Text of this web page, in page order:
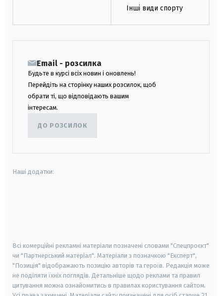
Інші види спорту
Email - розсилка
Будьте в курсі всіх новин і оновлень!
Перейдіть на сторінку наших розсилок, щоб
обрати ті, що відповідають вашим
інтересам.
ДО РОЗСИЛОК
Наші додатки:
Всі комерційні рекламні матеріали позначені словами "Спецпроєкт"
чи "Партнерський матеріал". Матеріали з позначкою "Експерт",
"Позиція" відображають позицію авторів та героїв. Редакція може
не поділяти їхніх поглядів. Детальніше щодо реклами та правил
цитування можна ознайомитись в правилах користування сайтом.